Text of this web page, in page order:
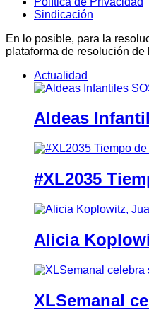
Sindicación
En lo posible, para la
plataforma de resolución
Actualidad
Aldeas
#XL2035
Alicia
XLSemanal